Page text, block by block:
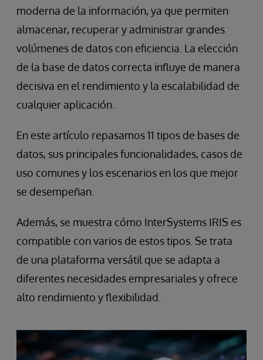
moderna de la información, ya que permiten
almacenar, recuperar y administrar grandes
volúmenes de datos con eficiencia. La elección
de la base de datos correcta influye de manera
decisiva en el rendimiento y la escalabilidad de
cualquier aplicación.
En este artículo repasamos 11 tipos de bases de
datos, sus principales funcionalidades, casos de
uso comunes y los escenarios en los que mejor
se desempeñan.
Además, se muestra cómo InterSystems IRIS es
compatible con varios de estos tipos. Se trata
de una plataforma versátil que se adapta a
diferentes necesidades empresariales y ofrece
alto rendimiento y flexibilidad.